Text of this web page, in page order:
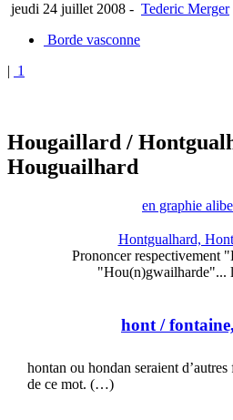
jeudi 24 juillet 2008 - Tederic Merger
Borde vasconne
| 1
Hougaillard /
Houguailhard
en graphie
Hontgualhard,
Prononcer respectivement
"Hou(n)gwailharde"...
hont /
hontan ou hondan seraient
de ce mot. (…)